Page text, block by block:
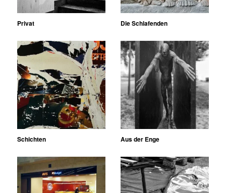
Privat Die Schlafenden
Schichten Aus der Enge